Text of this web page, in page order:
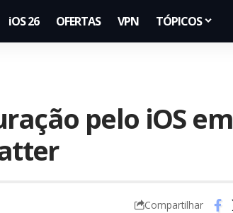
iOS 26 OFERTAS VPN TÓPICOS
pelo iOS em
Compartilhar